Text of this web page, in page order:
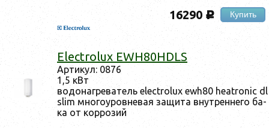
16290 c Купить
Electrolux EWH80HDLS
Ар­ти­кул: 0876
1,5 кВт
во­донаг­ре­ватель electrolux ewh80 heatronic dl
slim мно­го­уров­не­вая за­щита внут­ренне­го ба­
ка от кор­ро­зий